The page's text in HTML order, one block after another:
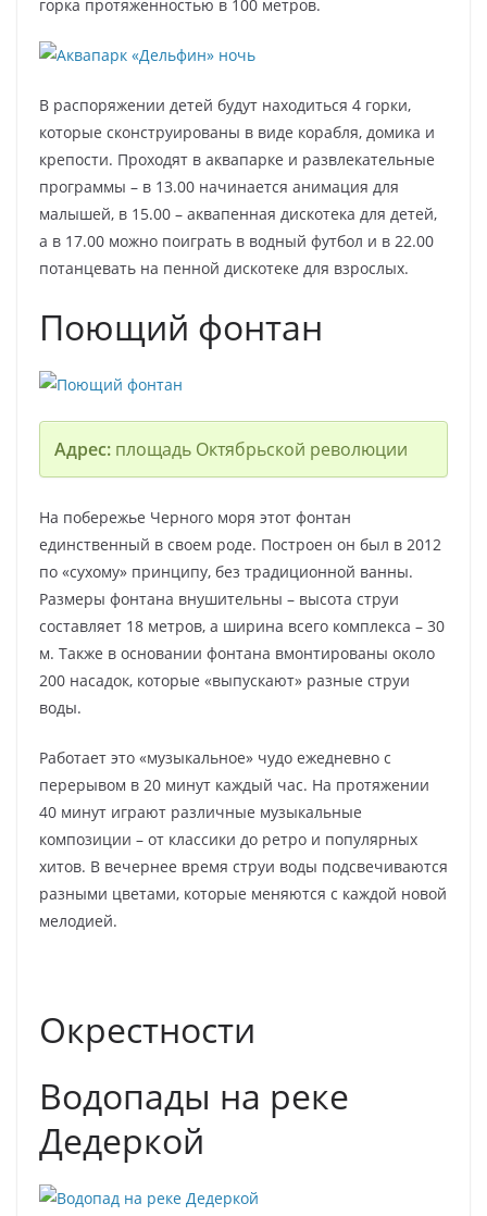
горка протяженностью в 100 метров.
В распоряжении детей будут находиться 4 горки,
которые сконструированы в виде корабля, домика и
крепости. Проходят в аквапарке и развлекательные
программы – в 13.00 начинается анимация для
малышей, в 15.00 – аквапенная дискотека для детей,
а в 17.00 можно поиграть в водный футбол и в 22.00
потанцевать на пенной дискотеке для взрослых.
Поющий фонтан
Адрес:площадь Октябрьской революции
На побережье Черного моря этот фонтан
единственный в своем роде. Построен он был в 2012
по «сухому» принципу, без традиционной ванны.
Размеры фонтана внушительны – высота струи
составляет 18 метров, а ширина всего комплекса – 30
м. Также в основании фонтана вмонтированы около
200 насадок, которые «выпускают» разные струи
воды.
Работает это «музыкальное» чудо ежедневно с
перерывом в 20 минут каждый час. На протяжении
40 минут играют различные музыкальные
композиции – от классики до ретро и популярных
хитов. В вечернее время струи воды подсвечиваются
разными цветами, которые меняются с каждой новой
мелодией.
Окрестности
Водопады на реке
Дедеркой